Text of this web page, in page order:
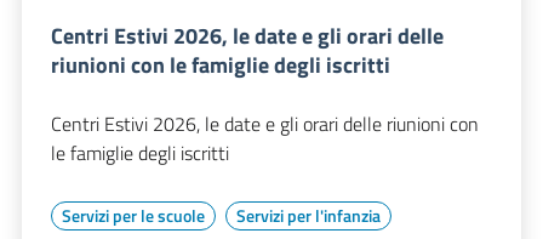
Centri Estivi 2026, le date e gli orari delle
riunioni con le famiglie degli iscritti
Centri Estivi 2026, le date e gli orari delle riunioni con
le famiglie degli iscritti
Servizi per le scuole
Servizi per l'infanzia